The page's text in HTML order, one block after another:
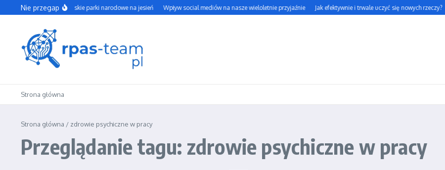
Przejdź do treści
Nie przegap
Najpiękniejsze polskie parki narodowe na jesień Wpływ social mediów na nasze wieloletnie przyjaźnie Jak efektywnie i trwale uczyć się nowych rzeczy?
Strona główna
Strona główna / zdrowie psychiczne w pracy
Przeglądanie tagu: zdrowie psychiczne w pracy